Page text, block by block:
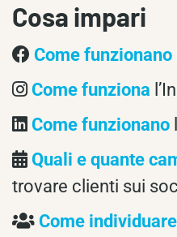
Cosa impari
Come funzionano
Come funziona
Come funzionano
Quali e quante
trovare clienti sui
Come